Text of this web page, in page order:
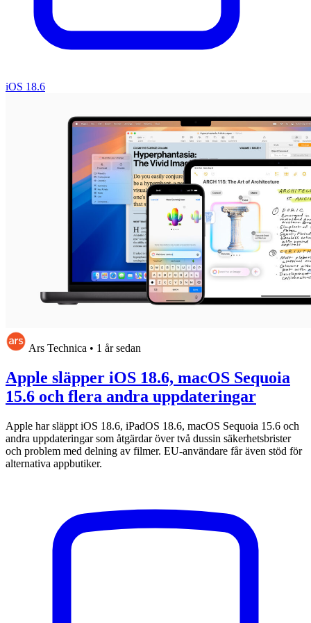
iOS 18.6
Ars Technica • 1 år sedan
Apple släpper iOS 18.6, macOS Sequoia
15.6 och flera andra uppdateringar
Apple har släppt iOS 18.6, iPadOS 18.6, macOS Sequoia 15.6 och
andra uppdateringar som åtgärdar över två dussin säkerhetsbrister
och problem med delning av filmer. EU-användare får även stöd för
alternativa appbutiker.